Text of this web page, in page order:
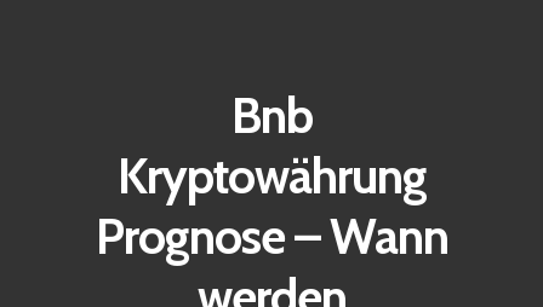
Bnb
Kryptowährung
Prognose – Wann